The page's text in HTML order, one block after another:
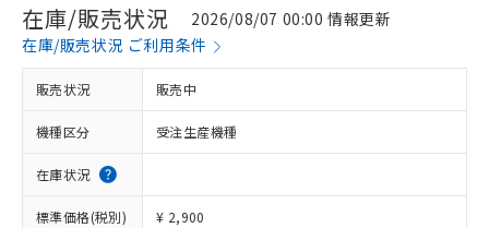
在庫/販売状況
2026/08/07 00:00 情報更新
在庫/販売状況 ご利用条件
販売状況 販売中
機種区分 受注生産機種
在庫状況
標準価格(税別) ¥ 2,900